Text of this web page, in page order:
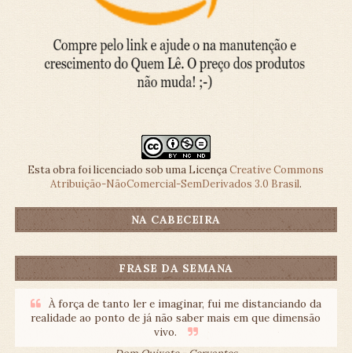
Esta obra foi licenciado sob uma LicençaCreative Commons
Atribuição-NãoComercial-SemDerivados 3.0 Brasil.
NA CABECEIRA
FRASE DA SEMANA
À força de tanto ler e imaginar, fui me distanciando da
realidade ao ponto de já não saber mais em que dimensão
vivo.